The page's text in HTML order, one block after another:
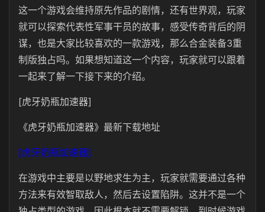
这一个游戏会维持原先作品的剧情，还有世界观，玩家
就可以探索代表性军事干员的故事，感受传奇背后的阴
谋，也是大家比较喜欢的一款游戏，那么合金装备3重
制版独占吗。如果想知道这一个内容，玩家就可以跟着
一起来了解一下接下来的介绍。
[虎牙奶瓶加速器]
《虎牙奶瓶加速器》最新下载地址
[虎牙奶瓶加速器]
在游戏中主要是以野地求生为主，玩家就需要通过各种
方法来有效智取敌人，然后去设置陷阱。这并不是一个